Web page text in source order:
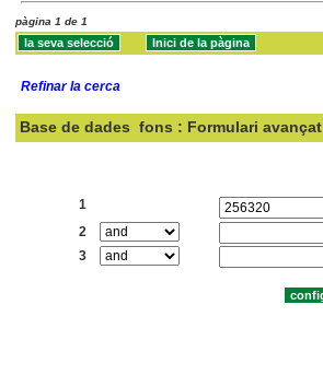
pàgina 1 de 1
Refinar la cerca
Base de dades fons : Formulari avançat
1
2
3